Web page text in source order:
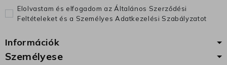
Elolvastam és elfogadom az Általános Szerződési
Feltételeket és a Személyes Adatkezelési Szabályzatot
Információk
Személyese